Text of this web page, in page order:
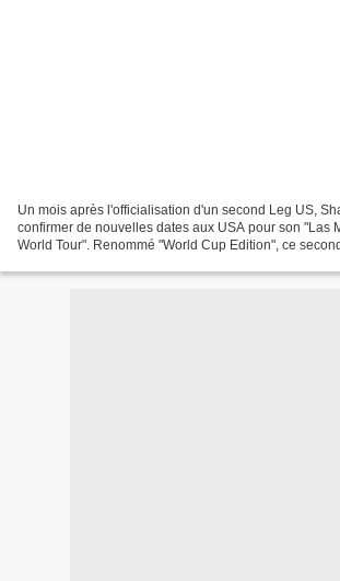
Un mois après l'officialisation d'un second Leg US,
confirmer de nouvelles dates aux USA pour son "Las
World Tour". Renommé "World Cup Edition", ce